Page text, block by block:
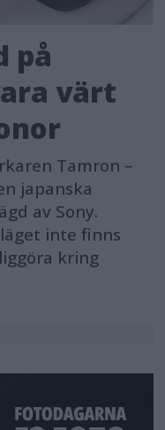
på
värt
Tamron –
japanska
av Sony.
inte finns
kring